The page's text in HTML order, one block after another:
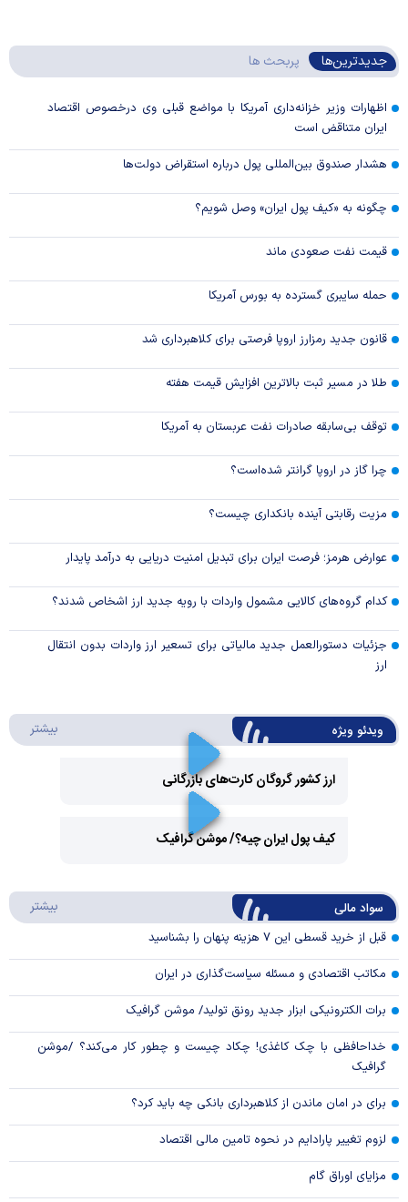
جدیدترین‌ها پربحث ها
اظهارات وزیر خزانه‌داری آمریکا با مواضع قبلی وی درخصوص اقتصاد
ایران متناقض است
هشدار صندوق بین‌المللی پول درباره استقراض دولت‌ها
چگونه به «کیف پول ایران» وصل شویم؟
قیمت نفت صعودی ماند
حمله سایبری گسترده به بورس آمریکا
قانون جدید رمزارز اروپا فرصتی برای کلاهبرداری شد
طلا در مسیر ثبت بالاترین افزایش قیمت هفته
توقف بی‌سابقه صادرات نفت عربستان به آمریکا
چرا گاز در اروپا گرانتر شده‌است؟
مزیت رقابتی آینده بانکداری چیست؟
عوارض هرمز؛ فرصت ایران برای تبدیل امنیت دریایی به درآمد پایدار
کدام گروه‌های کالایی مشمول واردات با رویه جدید ارز اشخاص شدند؟
جزئیات دستورالعمل جدید مالیاتی برای تسعیر ارز واردات بدون انتقال
ارز
ویدئو ویژه بیشتر
ارز کشور گروگان کارت‌های بازرگانی
Video
کیف پول ایران چیه؟/ موشن گرافیک
سواد مالی بیشتر
قبل از خرید قسطی این ۷ هزینه پنهان را بشناسید
مکاتب اقتصادی و مسئله سیاست‌گذاری در ایران
برات الکترونیکی ابزار جدید رونق تولید/ موشن گرافیک
خداحافظی با چک کاغذی! چکاد چیست و چطور کار می‌کند؟ /موشن
گرافیک
برای در امان ماندن از کلاهبرداری بانکی چه باید کرد؟
لزوم تغییر پارادایم در نحوه تامین مالی اقتصاد
مزایای اوراق گام